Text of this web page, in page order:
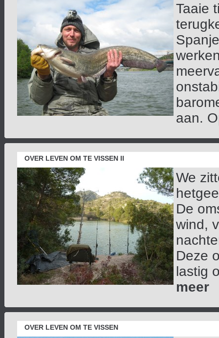
Taaie
aan.
OVER LEVEN OM TE VISSEN II
We
De
wind,
Deze
lastig
meer
OVER LEVEN OM TE VISSEN